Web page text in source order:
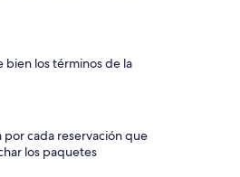
bien los términos de la
por cada reservación que
los paquetes